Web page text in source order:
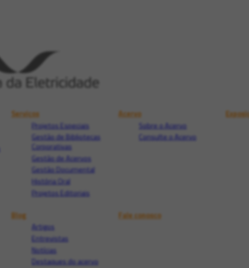
Serviços
Projetos Especiais
Gestão de Bibliotecas
Corporativas
Gestão de Acervos
Gestão Documental
História Oral
Projetos Editoriais
Acervo
Sobre o Acervo
Consulte o Acervo
Blog
Artigos
Entrevistas
Notícias
Destaques do acervo
Fale conosco